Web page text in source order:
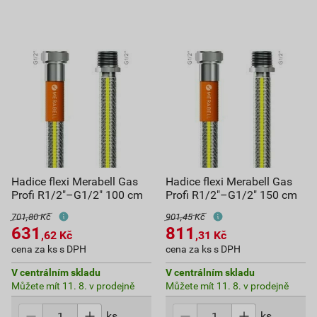
Hadice flexi Merabell Gas
Profi R1/2"–G1/2" 100 cm
701,80 Kč
631 ,62 Kč
cena za ks s DPH
V centrálním skladu
Můžete mít 11. 8. v prodejně
Hadice flexi Merabell Gas
Profi R1/2"–G1/2" 150 cm
901,45 Kč
811 ,31 Kč
cena za ks s DPH
V centrálním skladu
Můžete mít 11. 8. v prodejně